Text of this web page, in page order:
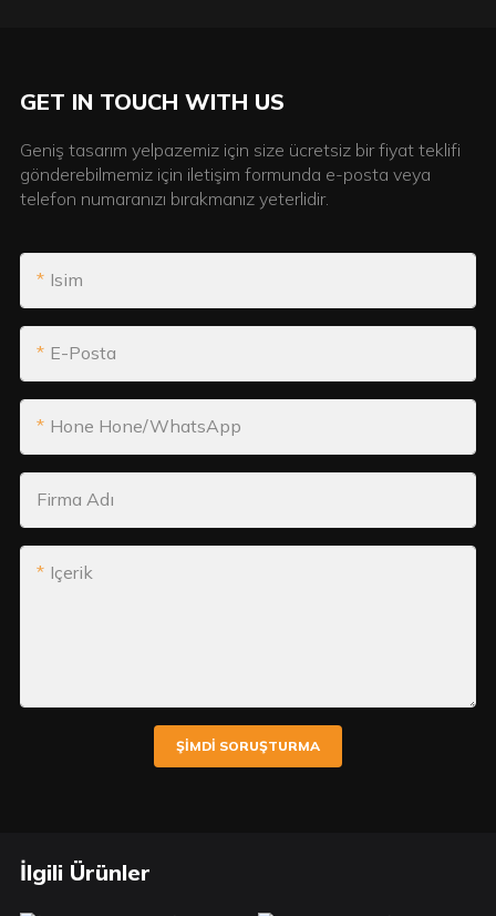
GET IN TOUCH WITH US
Geniş tasarım yelpazemiz için size ücretsiz bir fiyat teklifi
gönderebilmemiz için iletişim formunda e-posta veya
telefon numaranızı bırakmanız yeterlidir.
Isim
E-Posta
Hone Hone/WhatsApp
Firma Adı
Içerik
ŞIMDI SORUŞTURMA
İlgili Ürünler